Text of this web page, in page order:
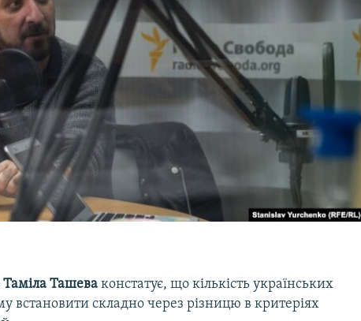
Таміла Ташеваконстатує, що кількість українських
встановити складно через різницю в критеріях